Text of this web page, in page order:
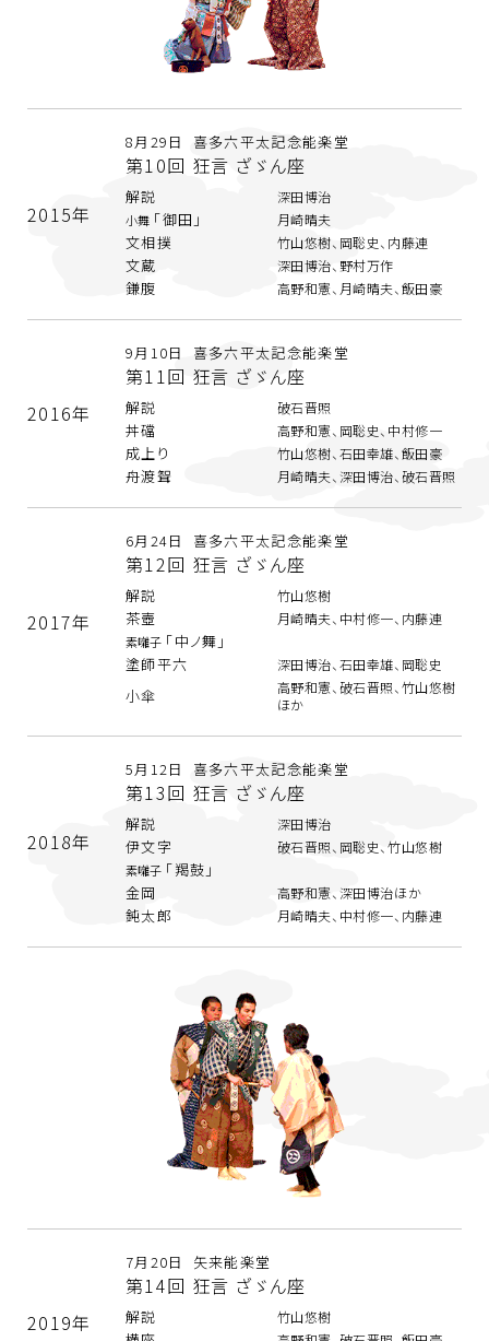
2015年
8月29日 喜多六平太記念能楽堂
第10回 狂言 ざゞん座
解説 深田博治
小舞 「御田」 月崎晴夫
文相撲 竹山悠樹、岡聡史、内藤連
文蔵 深田博治、野村万作
鎌腹 高野和憲、月崎晴夫、飯田豪
2016年
9月10日 喜多六平太記念能楽堂
第11回 狂言 ざゞん座
解説 破石晋照
丼礑 高野和憲、岡聡史、中村修一
成上り 竹山悠樹、石田幸雄、飯田豪
舟渡聟 月崎晴夫、深田博治、破石晋照
2017年
6月24日 喜多六平太記念能楽堂
第12回 狂言 ざゞん座
解説 竹山悠樹
茶壺 月崎晴夫、中村修一、内藤連
素囃子 「中ノ舞」
塗師平六
深田博治、石田幸雄、岡聡史
小傘
高野和憲、破石晋照、竹山悠樹
ほか
2018年
5月12日 喜多六平太記念能楽堂
第13回 狂言 ざゞん座
解説 深田博治
伊文字 破石晋照、岡聡史、竹山悠樹
素囃子 「羯鼓」
金岡
高野和憲、深田博治ほか
鈍太郎 月崎晴夫、中村修一、内藤連
2019年
7月20日 矢来能楽堂
第14回 狂言 ざゞん座
解説 竹山悠樹